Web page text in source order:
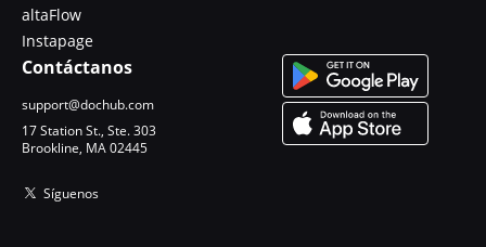
altaFlow
Instapage
Contáctanos
support@dochub.com
17 Station St., Ste. 303
Brookline, MA 02445
Síguenos